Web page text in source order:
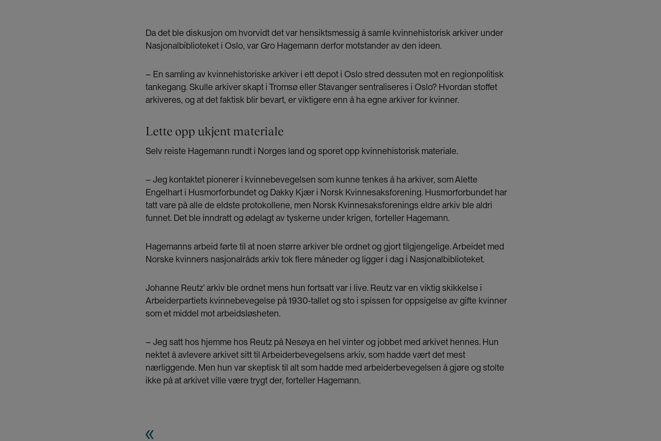
Da det ble diskusjon om hvorvidt det var hensiktsmessig å samle kvinnehistorisk arkiver under
Nasjonalbiblioteket i Oslo, var Gro Hagemann derfor motstander av den ideen.
– En samling av kvinnehistoriske arkiver i ett depot i Oslo stred dessuten mot en regionpolitisk
tankegang. Skulle arkiver skapt i Tromsø eller Stavanger sentraliseres i Oslo? Hvordan stoffet
arkiveres, og at det faktisk blir bevart, er viktigere enn å ha egne arkiver for kvinner.
Lette opp ukjent materiale
Selv reiste Hagemann rundt i Norges land og sporet opp kvinnehistorisk materiale.
– Jeg kontaktet pionerer i kvinnebevegelsen som kunne tenkes å ha arkiver, som Alette
Engelhart i Husmorforbundet og Dakky Kjær i Norsk Kvinnesaksforening. Husmorforbundet har
tatt vare på alle de eldste protokollene, men Norsk Kvinnesaksforenings eldre arkiv ble aldri
funnet. Det ble inndratt og ødelagt av tyskerne under krigen, forteller Hagemann.
Hagemanns arbeid førte til at noen større arkiver ble ordnet og gjort tilgjengelige. Arbeidet med
Norske kvinners nasjonalråds arkiv tok flere måneder og ligger i dag i Nasjonalbiblioteket.
Johanne Reutz’ arkiv ble ordnet mens hun fortsatt var i live. Reutz var en viktig skikkelse i
Arbeiderpartiets kvinnebevegelse på 1930-tallet og sto i spissen for oppsigelse av gifte kvinner
som et middel mot arbeidsløsheten.
– Jeg satt hos hjemme hos Reutz på Nesøya en hel vinter og jobbet med arkivet hennes. Hun
nektet å avlevere arkivet sitt til Arbeiderbevegelsens arkiv, som hadde vært det mest
nærliggende. Men hun var skeptisk til alt som hadde med arbeiderbevegelsen å gjøre og stolte
ikke på at arkivet ville være trygt der, forteller Hagemann.